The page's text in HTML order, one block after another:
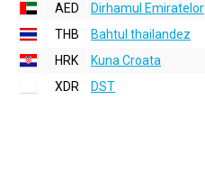
AED
Dirhamul Emiratelor
THB
Bahtul thailandez
HRK
Kuna Croata
XDR
DST